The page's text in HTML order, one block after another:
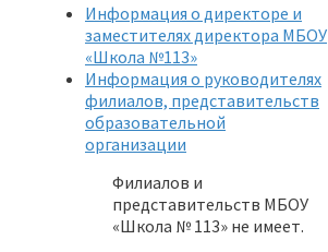
Информация о директоре и
заместителях директора МБОУ
«Школа №113»
Информация о руководителях
филиалов, представительств
образовательной
организации
Филиалов и
представительств МБОУ
«Школа № 113» не имеет.